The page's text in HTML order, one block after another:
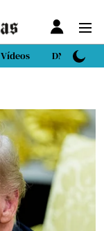
Vídeos DN Sport